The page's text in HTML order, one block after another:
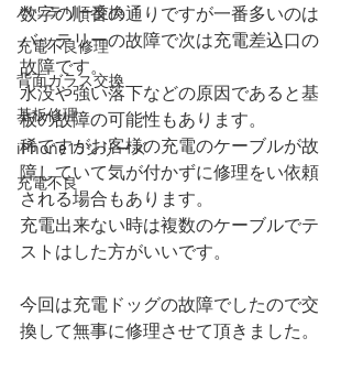
バッテリー交換
充電不良修理
背面ガラス交換
基板修理
iPhone15シリーズ
充電不良
数字の順番の通りですが一番多いのは
バッテリーの故障で次は充電差込口の
故障です。
水没や強い落下などの原因であると基
板の故障の可能性もあります。
稀ですがお客様の充電のケーブルが故
障していて気が付かずに修理をい依頼
される場合もあります。
充電出来ない時は複数のケーブルでテ
ストはした方がいいです。
今回は充電ドッグの故障でしたので交
換して無事に修理させて頂きました。